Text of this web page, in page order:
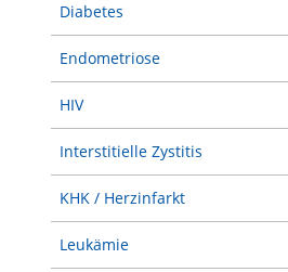
Diabetes
Endometriose
HIV
Interstitielle Zystitis
KHK / Herzinfarkt
Leukämie